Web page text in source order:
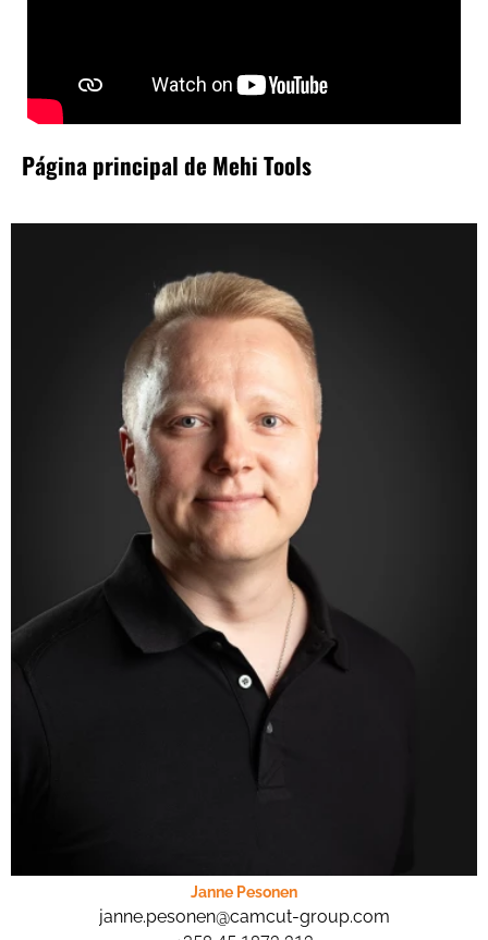
Página principal de Mehi Tools
Janne Pesonen
janne.pesonen@camcut-group.com